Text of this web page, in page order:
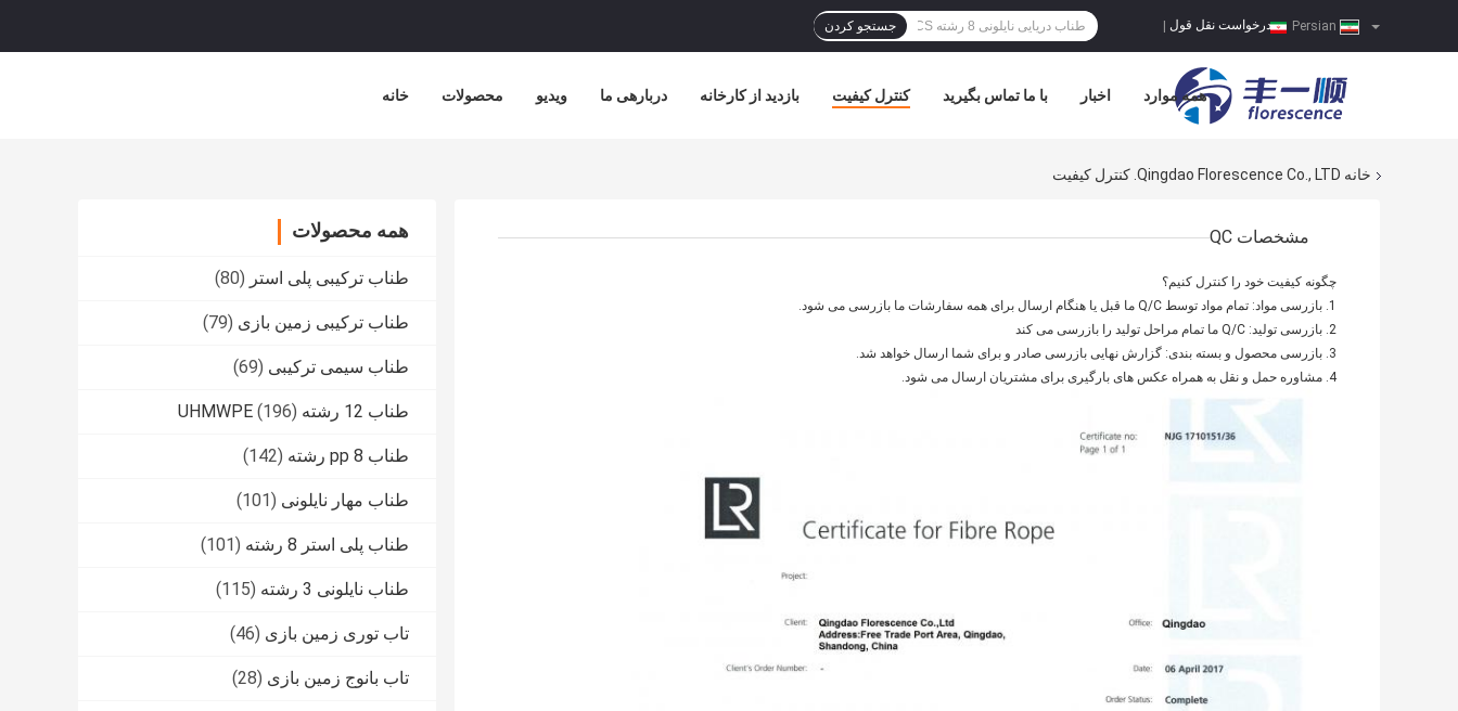
درخواست نقل قول جستجو کردن
خانه محصولات ویدیو دربارهی ما بازدید از کارخانه کنترل کیفیت با ما تماس بگیرید اخبار همه موارد
خانه Qingdao Florescence Co., LTD. کنترل کیفیت
همه محصولات
طناب ترکیبی پلی استر (80)
طناب ترکیبی زمین بازی (79)
طناب سیمی ترکیبی (69)
طناب 12 رشته UHMWPE (196)
طناب pp 8 رشته (142)
طناب مهار نایلونی (101)
طناب پلی استر 8 رشته (101)
طناب نایلونی 3 رشته (115)
تاب توری زمین بازی (46)
تاب بانوج زمین بازی (28)
مشخصات QC
چگونه کیفیت خود را کنترل کنیم؟
1. بازرسی مواد: تمام مواد توسط Q/C ما قبل یا هنگام ارسال برای همه سفارشات ما بازرسی می شود.
2. بازرسی تولید: Q/C ما تمام مراحل تولید را بازرسی می کند
3. بازرسی محصول و بسته بندی: گزارش نهایی بازرسی صادر و برای شما ارسال خواهد شد.
4. مشاوره حمل و نقل به همراه عکس های بارگیری برای مشتریان ارسال می شود.